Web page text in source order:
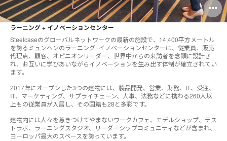
ラーニング + イノベーションセンター
Steelcaseのグローバルネットワークの最新の施設で、14,400平方メートル
を誇るミュンヘンのラーニング+イノベーションセンターは、従業員、販売
代理点、顧客、オピニオンリーダー、世界中からの来訪者を念頭に設計さ
れ、お互いに学びあいながらイノベーションを生み出す体制が確立されてい
ます。
2017年にオープンした3つの建物には、製品開発、営業、財務、IT、受注、
IT、マーケティング、サプライチェーン、人事、法務などに携わる260人以
上もの従業員が入居し、その国籍も28と多彩です。
建物内には人々を惹きつけてやまないワークカフェ、モデルショップ、テス
トラボ、ラーニングスタジオ、リーダーシップコミュニティなどが含まれ、
ヨーロッパ最大のスペースを誇っています。